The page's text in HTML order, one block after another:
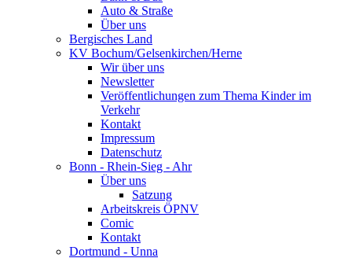
Auto & Straße
Über uns
Bergisches Land
KV Bochum/Gelsenkirchen/Herne
Wir über uns
Newsletter
Veröffentlichungen zum Thema Kinder im
Verkehr
Kontakt
Impressum
Datenschutz
Bonn - Rhein-Sieg - Ahr
Über uns
Satzung
Arbeitskreis ÖPNV
Comic
Kontakt
Dortmund - Unna